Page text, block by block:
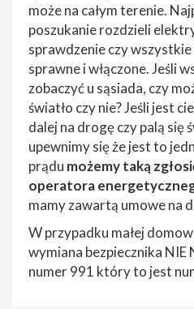
może na całym terenie.
poszukanie rozdzieli
sprawdzenie czy wszystkie
sprawne i włączone. Jeśli
zobaczyć u sąsiada, czy
światło czy nie? Jeśli jest
dalej na drogę czy palą się
upewnimy się że jest to
prądu możemy taką
operatora
mamy zawartą umowe na
W przypadku małej
wymiana bezpiecznika NIE
numer 991 który to jest